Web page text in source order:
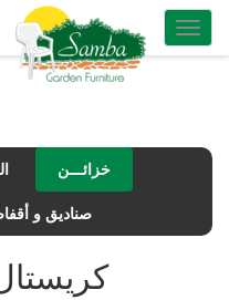
Toggle
navigation
خزائـــن
صناديق و